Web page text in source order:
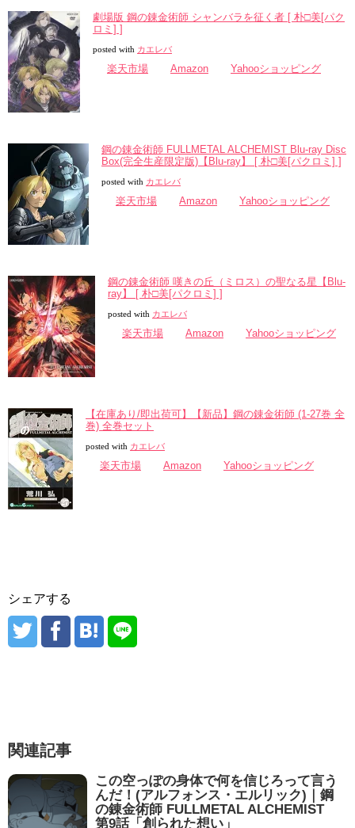
劇場版 鋼の錬金術師 シャンバラを征く者 [ 朴□美[パク
ロミ] ]
posted with カエレバ
楽天市場 Amazon Yahooショッピング
鋼の錬金術師 FULLMETAL ALCHEMIST Blu-ray Disc
Box(完全生産限定版)【Blu-ray】 [ 朴□美[パクロミ] ]
posted with カエレバ
楽天市場 Amazon Yahooショッピング
鋼の錬金術師 嘆きの丘（ミロス）の聖なる星【Blu-
ray】 [ 朴□美[パクロミ] ]
posted with カエレバ
楽天市場 Amazon Yahooショッピング
【在庫あり/即出荷可】【新品】鋼の錬金術師 (1-27巻 全
巻) 全巻セット
posted with カエレバ
楽天市場 Amazon Yahooショッピング
シェアする
関連記事
この空っぽの身体で何を信じろって言う
んだ！(アルフォンス・エルリック)｜鋼
の錬金術師 FULLMETAL ALCHEMIST
第9話「創られた想い」